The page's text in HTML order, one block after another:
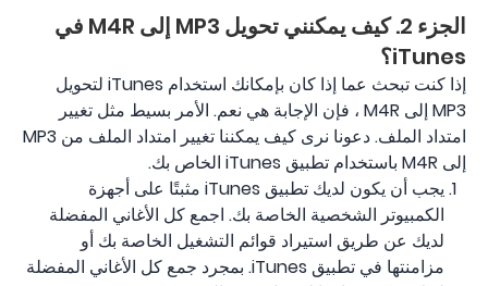
الجزء 2. كيف يمكنني تحويل MP3 إلى M4R في
iTunes؟
إذا كنت تبحث عما إذا كان بإمكانك استخدام iTunes لتحويل
MP3 إلى M4R ، فإن الإجابة هي نعم. الأمر بسيط مثل تغيير
امتداد الملف. دعونا نرى كيف يمكننا تغيير امتداد الملف من MP3
إلى M4R باستخدام تطبيق iTunes الخاص بك.
يجب أن يكون لديك تطبيق iTunes مثبتًا على أجهزة
الكمبيوتر الشخصية الخاصة بك. اجمع كل الأغاني المفضلة
لديك عن طريق استيراد قوائم التشغيل الخاصة بك أو
مزامنتها في تطبيق iTunes. بمجرد جمع كل الأغاني المفضلة